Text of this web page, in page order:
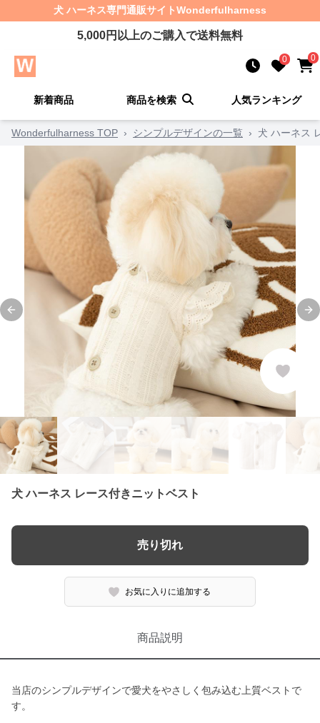
犬 ハーネス専門通販サイトWonderfulharness
5,000円以上のご購入で送料無料
0 0
新着商品 商品を検索 人気ランキング
Wonderfulharness TOP › シンプルデザインの一覧 › 犬 ハーネス
Previous slide
犬 ハーネス レース付きニットベスト
売り切れ
お気に入りに追加する
商品説明
当店のシンプルデザインで愛犬をやさしく包み込む上質ベストで
す。